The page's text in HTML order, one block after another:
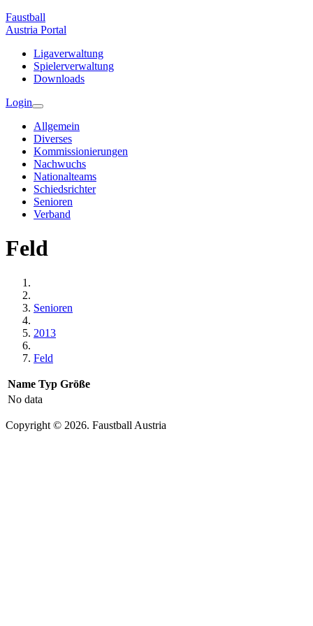
Faustball
Austria Portal
Ligaverwaltung
Spielerverwaltung
Downloads
Login
Allgemein
Diverses
Kommissionierungen
Nachwuchs
Nationalteams
Schiedsrichter
Senioren
Verband
Feld
Senioren
2013
Feld
Name Typ Größe
No data
Copyright © 2026. Faustball Austria